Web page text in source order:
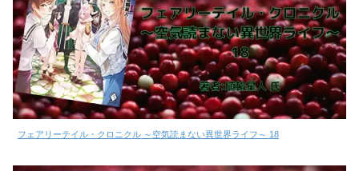
フェアリーテイル・クロニクル ～空気読まない異世界ライフ～ 18